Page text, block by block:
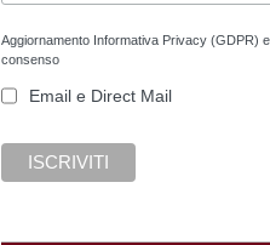
Aggiornamento Informativa Privacy (GDPR) e
consenso
Email e Direct Mail